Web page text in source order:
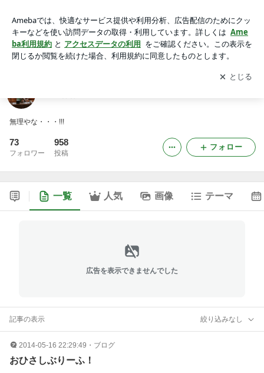
アプリをダウンロードして ブログの更新通知
を受け取りまし
ょう。
開く
無理やな・・・!!!
73
フォロワー
958
投稿
フォロー
一覧 人気 画像 テーマ
広告を表示できませんでした
記事の表示 絞り込みなし
2014-05-16 22:29:49 ・ ブログ
おひさしぶりーふ！